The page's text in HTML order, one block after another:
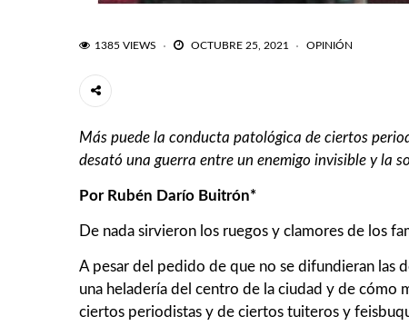
1385 VIEWS OCTUBRE 25, 2021 OPINIÓN
Más puede la conducta patológica de ciertos
desató una guerra entre un enemigo invisible y la
Por Rubén Darío Buitrón*
De nada sirvieron los ruegos y clamores de los
A pesar del pedido de que no se difundieran las
una heladería del centro de la ciudad y de cómo
ciertos periodistas y de ciertos tuiteros y